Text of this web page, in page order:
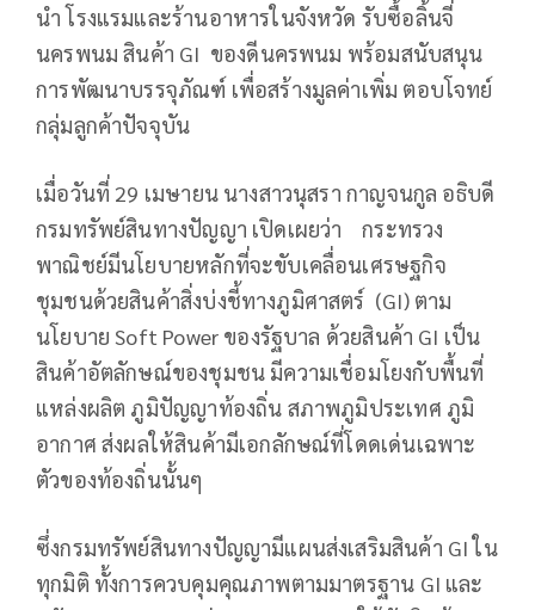
นำ โรงแรมและร้านอาหารในจังหวัด รับซื้อลิ้นจี่
นครพนม สินค้า GI ของดีนครพนม พร้อมสนับสนุน
การพัฒนาบรรจุภัณฑ์ เพื่อสร้างมูลค่าเพิ่ม ตอบโจทย์
กลุ่มลูกค้าปัจจุบัน
เมื่อวันที่ 29 เมษายน นางสาวนุสรา กาญจนกูล อธิบดี
กรมทรัพย์สินทางปัญญา เปิดเผยว่า กระทรวง
พาณิชย์มีนโยบายหลักที่จะขับเคลื่อนเศรษฐกิจ
ชุมชนด้วยสินค้าสิ่งบ่งชี้ทางภูมิศาสตร์ (GI) ตาม
นโยบาย Soft Power ของรัฐบาล ด้วยสินค้า GI เป็น
สินค้าอัตลักษณ์ของชุมชน มีความเชื่อมโยงกับพื้นที่
แหล่งผลิต ภูมิปัญญาท้องถิ่น สภาพภูมิประเทศ ภูมิ
อากาศ ส่งผลให้สินค้ามีเอกลักษณ์ที่โดดเด่นเฉพาะ
ตัวของท้องถิ่นนั้นๆ
ซึ่งกรมทรัพย์สินทางปัญญามีแผนส่งเสริมสินค้า GI ใน
ทุกมิติ ทั้งการควบคุมคุณภาพตามมาตรฐาน GI และ